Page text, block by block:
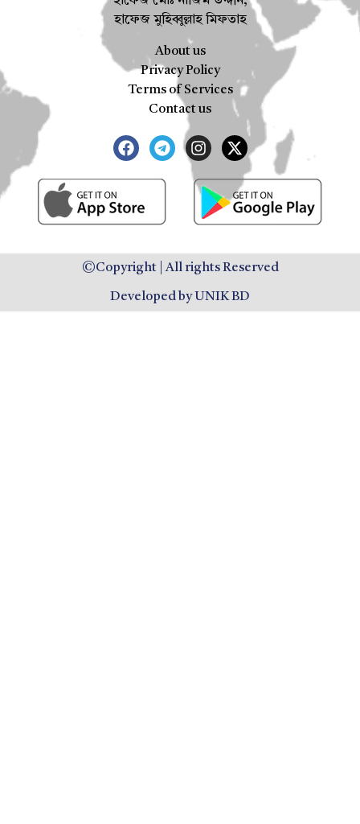
হাফেজ মুহিব্বুল্লাহ মিফতাহ
About us
Privacy Policy
Terms of Services
Contact us
©Copyright | All rights Reserved
Developed by UNIK BD